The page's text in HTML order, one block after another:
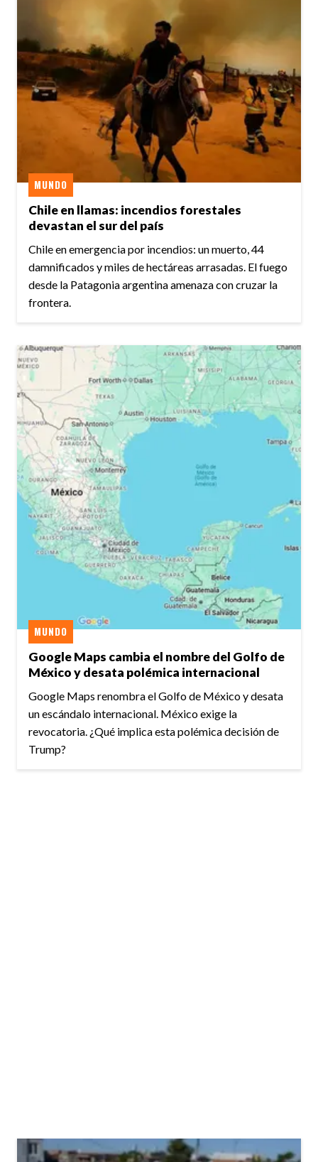
Chile en llamas: incendios forestales
devastan el sur del país
MUNDO
Chile en emergencia por incendios: un muerto, 44
damnificados y miles de hectáreas arrasadas. El fuego
desde la Patagonia argentina amenaza con cruzar la
frontera.
Google Maps cambia el nombre del Golfo de
México y desata polémica internacional
MUNDO
Google Maps renombra el Golfo de México y desata
un escándalo internacional. México exige la
revocatoria. ¿Qué implica esta polémica decisión de
Trump?